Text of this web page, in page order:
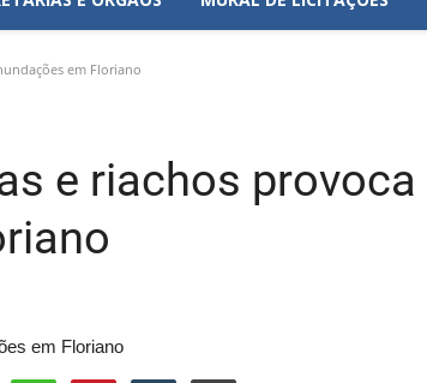
em Floriano
e riachos provoca
em Floriano